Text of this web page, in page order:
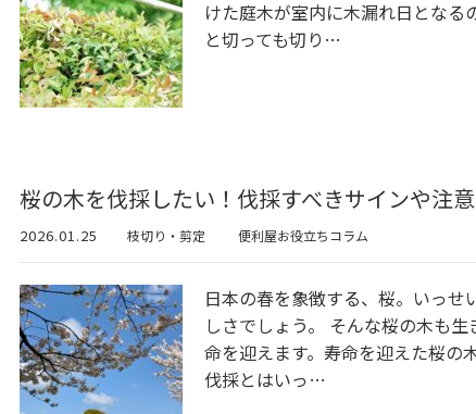
けた庭木が室内に木漏れ日とな
と切っても切り…
桜の木を伐採したい！伐採すべきサインや注
2026.01.25 枝切り・剪定 便利屋お役立ちコラム
日本の春を象徴する、桜。いっせ
しさでしょう。 そんな桜の木も
命を迎えます。寿命を迎えた桜の
伐採とはいっ…